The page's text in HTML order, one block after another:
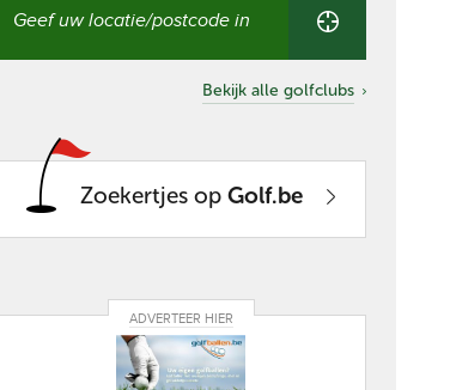
een
golfclub
Bekijk alle golfclubs
Zoekertjes opGolf.be
ADVERTEER HIER